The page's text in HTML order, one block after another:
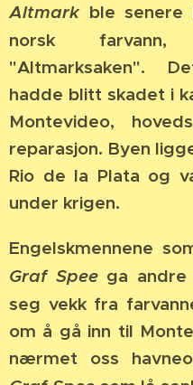
Altmarkble senere
norsk
"Altmarksaken".
hadde blitt skadet i
Montevideo,
reparasjon. Byen
Rio de la Plata og
under krigen.
Engelskmennene
Graf Speega andre
seg vekk fra
om å gå inn til
nærmet oss